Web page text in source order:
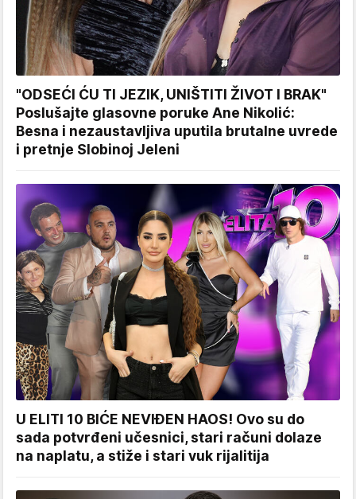
"ODSEĆI ĆU TI JEZIK, UNIŠTITI ŽIVOT I BRAK"
Poslušajte glasovne poruke Ane Nikolić:
Besna i nezaustavljiva uputila brutalne uvrede
i pretnje Slobinoj Jeleni
U ELITI 10 BIĆE NEVIĐEN HAOS! Ovo su do
sada potvrđeni učesnici, stari računi dolaze
na naplatu, a stiže i stari vuk rijalitija